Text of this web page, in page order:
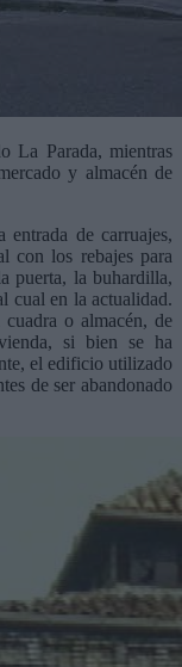
La Parada, mientras
y almacén de
de carruajes,
con los rebajes para
puerta, la buhardilla,
cual en la actualidad.
o almacén, de
si bien se ha
el edificio utilizado
de ser abandonado